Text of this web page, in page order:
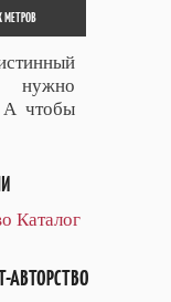
МЕТРОВ
нужно
А чтобы
Каталог
АВТОРСТВО